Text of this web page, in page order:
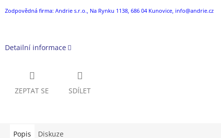
Zodpovědná firma: Andrie s.r.o., Na Rynku 1138, 686 04 Kunovice, info@andrie.cz
Detailní informace
ZEPTAT SE SDÍLET
Popis Diskuze